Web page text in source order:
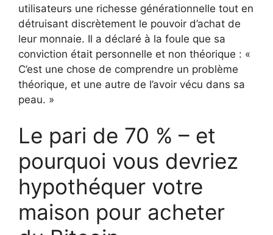
utilisateurs une richesse générationnelle tout en
détruisant discrètement le pouvoir d’achat de
leur monnaie. Il a déclaré à la foule que sa
conviction était personnelle et non théorique : «
C’est une chose de comprendre un problème
théorique, et une autre de l’avoir vécu dans sa
peau. »
Le pari de 70 % – et
pourquoi vous devriez
hypothéquer votre
maison pour acheter